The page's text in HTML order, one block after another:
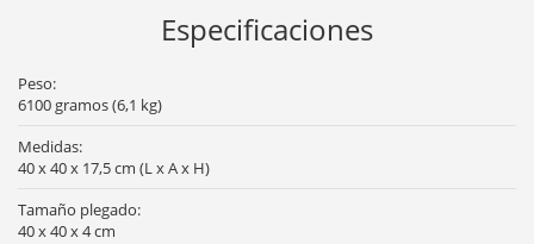
Especificaciones
Peso:
6100 gramos (6,1 kg)
Medidas:
40 x 40 x 17,5 cm (L x A x H)
Tamaño plegado:
40 x 40 x 4 cm